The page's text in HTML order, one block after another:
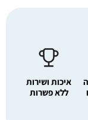
איכות ושירות
ללא פשרות